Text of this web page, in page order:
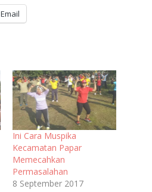
Email
Ini Cara Muspika
Kecamatan Papar
Memecahkan
Permasalahan
8 September 2017